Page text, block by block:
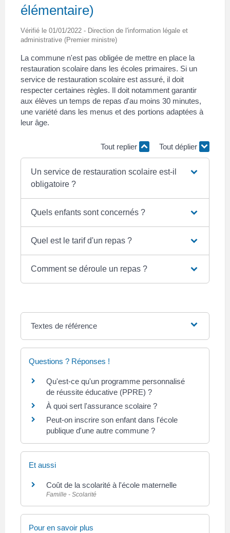
élémentaire)
Vérifié le 01/01/2022 - Direction de l'information légale et
administrative (Premier ministre)
La commune n'est pas obligée de mettre en place la
restauration scolaire dans les écoles primaires. Si un
service de restauration scolaire est assuré, il doit
respecter certaines règles. Il doit notamment garantir
aux élèves un temps de repas d'au moins 30 minutes,
une variété dans les menus et des portions adaptées à
leur âge.
Tout replier Tout déplier
Un service de restauration scolaire est-il
obligatoire ?
Quels enfants sont concernés ?
Quel est le tarif d'un repas ?
Comment se déroule un repas ?
Textes de référence
Questions ? Réponses !
Qu'est-ce qu'un programme personnalisé
de réussite éducative (PPRE) ?
À quoi sert l'assurance scolaire ?
Peut-on inscrire son enfant dans l'école
publique d'une autre commune ?
Et aussi
Coût de la scolarité à l'école maternelle
Famille - Scolarité
Pour en savoir plus